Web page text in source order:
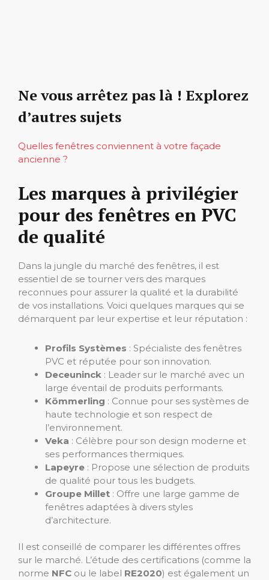
Ne vous arrêtez pas là ! Explorez
d’autres sujets
Quelles fenêtres conviennent à votre façade
ancienne ?
Les marques à privilégier
pour des fenêtres en PVC
de qualité
Dans la jungle du marché des fenêtres, il est
essentiel de se tourner vers des marques
reconnues pour assurer la qualité et la durabilité
de vos installations. Voici quelques marques qui se
démarquent par leur expertise et leur réputation :
Profils Systèmes : Spécialiste des fenêtres
PVC et réputée pour son innovation.
Deceuninck : Leader sur le marché avec un
large éventail de produits performants.
Kömmerling : Connue pour ses systèmes de
haute technologie et son respect de
l’environnement.
Veka : Célèbre pour son design moderne et
ses performances thermiques.
Lapeyre : Propose une sélection de produits
de qualité pour tous les budgets.
Groupe Millet : Offre une large gamme de
fenêtres adaptées à divers styles
d’architecture.
Il est conseillé de comparer les différentes offres
sur le marché. L’étude des certifications (comme la
norme NFC ou le label RE2020) est également un